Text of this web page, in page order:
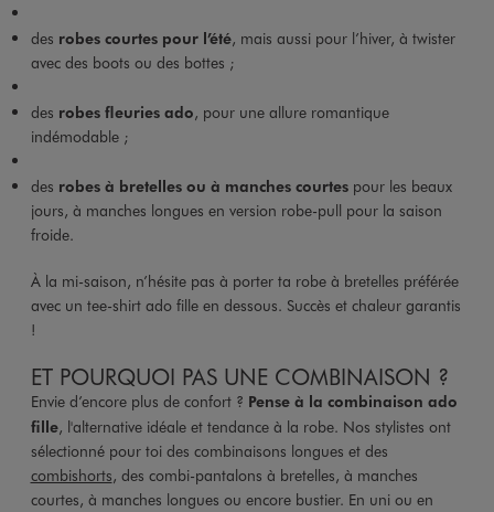
des robes courtes pour l’été, mais aussi pour l’hiver, à twister
avec des boots ou des bottes ;
des robes fleuries ado, pour une allure romantique
indémodable ;
des robes à bretelles ou à manches courtespour les beaux
jours, à manches longues en version robe-pull pour la saison
froide.
À la mi-saison, n’hésite pas à porter ta robe à bretelles préférée
avec un tee-shirt ado fille en dessous. Succès et chaleur garantis
!
ET POURQUOI PAS UNE COMBINAISON ?
Envie d’encore plus de confort ? Pense à la combinaison ado
fille, l'alternative idéale et tendance à la robe. Nos stylistes ont
sélectionné pour toi des combinaisons longues et des
combishorts, des combi-pantalons à bretelles, à manches
courtes, à manches longues ou encore bustier. En uni ou en